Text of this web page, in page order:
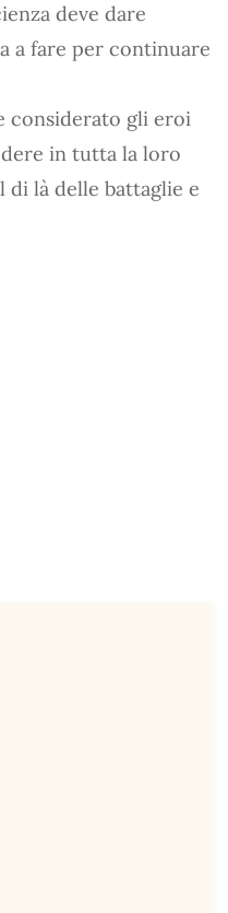
deve dare
a fare per continuare
considerato gli eroi
in tutta la loro
là delle battaglie e